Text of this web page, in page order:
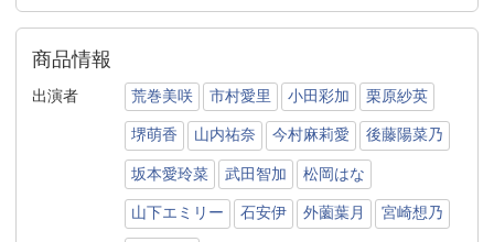
商品情報
出演者 荒巻美咲 市村愛里 小田彩加 栗原紗英
堺萌香 山内祐奈 今村麻莉愛 後藤陽菜乃
坂本愛玲菜 武田智加 松岡はな
山下エミリー 石安伊 外薗葉月 宮崎想乃